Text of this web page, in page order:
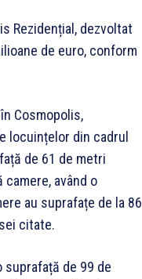
Rezidențial, dezvoltat
de euro, conform
Cosmopolis,
locuințelor din cadrul
de 61 de metri
având o
au suprafațe de la 86
citate.
de 99 de